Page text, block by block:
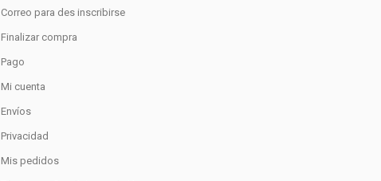
Correo para des inscribirse
Finalizar compra
Pago
Mi cuenta
Envíos
Privacidad
Mis pedidos